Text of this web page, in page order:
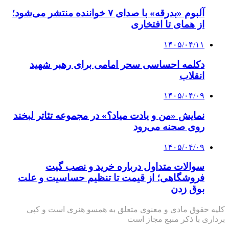
آلبوم «بدرقه» با صدای ۷ خواننده منتشر می‌شود؛
از همای تا افتخاری
۱۴۰۵/۰۴/۱۱
دکلمه‌ احساسی سحر امامی برای رهبر شهید
انقلاب
۱۴۰۵/۰۴/۰۹
نمایش «من و یادت میاد؟» در مجموعه تئاتر لبخند
روی صحنه می‌رود
۱۴۰۵/۰۴/۰۹
سوالات متداول درباره خرید و نصب گیت
فروشگاهی؛ از قیمت تا تنظیم حساسیت و علت
بوق زدن
کلیه حقوق مادی و معنوی متعلق به همسو هنری است و کپی
برداری با ذکر منبع مجاز است